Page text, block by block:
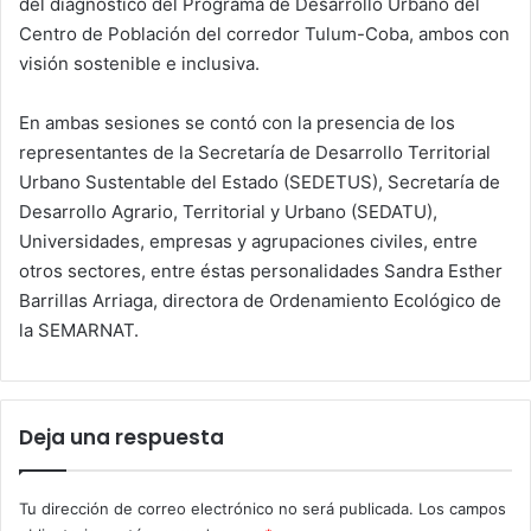
Centro de Población del corredor Tulum-Coba, ambos con
visión sostenible e inclusiva.
En ambas sesiones se contó con la presencia de los
representantes de la Secretaría de Desarrollo Territorial
Urbano Sustentable del Estado (SEDETUS), Secretaría de
Desarrollo Agrario, Territorial y Urbano (SEDATU),
Universidades, empresas y agrupaciones civiles, entre
otros sectores, entre éstas personalidades Sandra Esther
Barrillas Arriaga, directora de Ordenamiento Ecológico de
la SEMARNAT.
Deja una respuesta
Tu dirección de correo electrónico no será publicada. Los campos